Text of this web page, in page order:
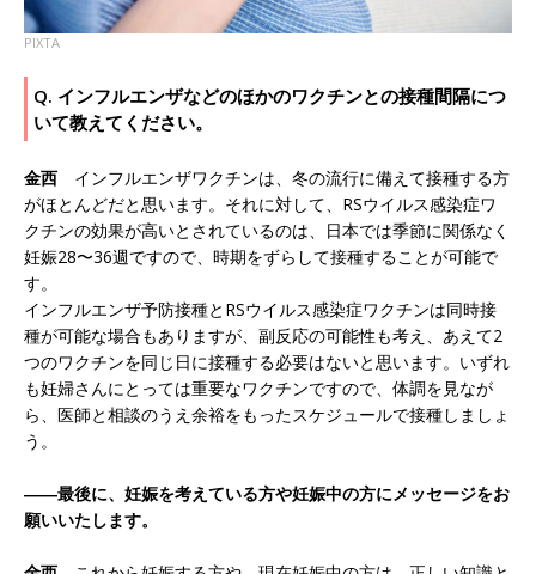
PIXTA
Q. インフルエンザなどのほかのワクチンとの接種間隔につ
いて教えてください。
金西 インフルエンザワクチンは、冬の流行に備えて接種する方
がほとんどだと思います。それに対して、RSウイルス感染症ワ
クチンの効果が高いとされているのは、日本では季節に関係なく
妊娠28〜36週ですので、時期をずらして接種することが可能で
す。
インフルエンザ予防接種とRSウイルス感染症ワクチンは同時接
種が可能な場合もありますが、副反応の可能性も考え、あえて2
つのワクチンを同じ日に接種する必要はないと思います。いずれ
も妊婦さんにとっては重要なワクチンですので、体調を見なが
ら、医師と相談のうえ余裕をもったスケジュールで接種しましょ
う。
――最後に、妊娠を考えている方や妊娠中の方にメッセージをお
願いいたします。